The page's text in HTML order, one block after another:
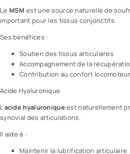
Le MSM est une source naturelle de
important pour les tissus conjonctifs.
Ses bénéfices :
Soutien des tissus articulaires
Accompagnement de la
Contribution au confort locomoteur
Acide Hyaluronique
L’acide hyaluroniqueest naturellement
synovial des articulations.
Il aide à :
Maintenir la lubrification articulaire